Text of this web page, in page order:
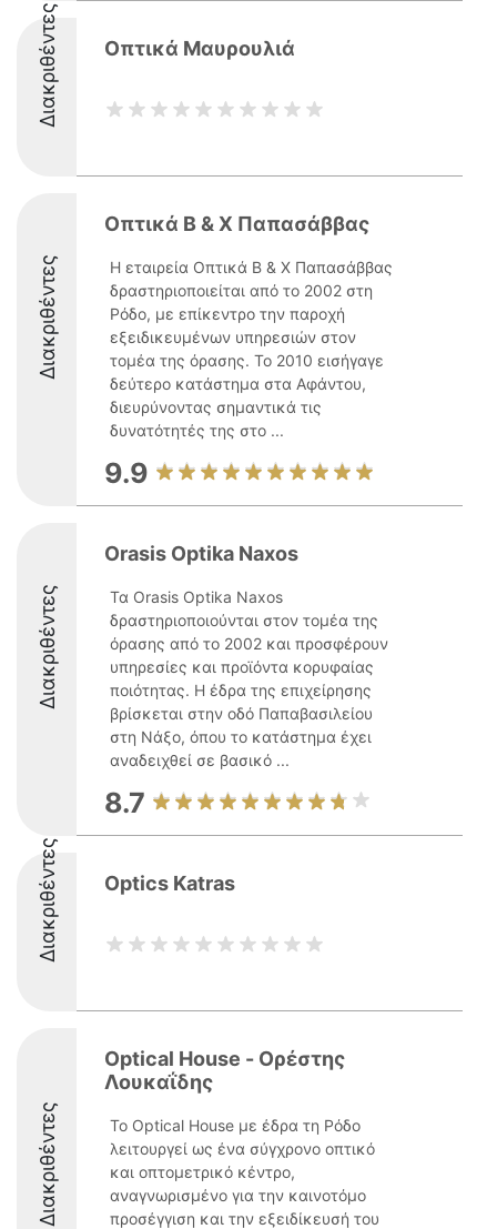
Διακριθέντες Οπτικά Μαυρουλιά
Διακριθέντες
Οπτικά Β & Χ Παπασάββας
Η εταιρεία Οπτικά Β & Χ Παπασάββας
δραστηριοποιείται από το 2002 στη
Ρόδο, με επίκεντρο την παροχή
εξειδικευμένων υπηρεσιών στον
τομέα της όρασης. Το 2010 εισήγαγε
δεύτερο κατάστημα στα Αφάντου,
διευρύνοντας σημαντικά τις
δυνατότητές της στο ...
9.9
Διακριθέντες
Orasis Optika Naxos
Τα Orasis Optika Naxos
δραστηριοποιούνται στον τομέα της
όρασης από το 2002 και προσφέρουν
υπηρεσίες και προϊόντα κορυφαίας
ποιότητας. Η έδρα της επιχείρησης
βρίσκεται στην οδό Παπαβασιλείου
στη Νάξο, όπου το κατάστημα έχει
αναδειχθεί σε βασικό ...
8.7
Διακριθέντες Optics Katras
Διακριθέντες
Optical House - Ορέστης
Λουκαΐδης
Το Optical House με έδρα τη Ρόδο
λειτουργεί ως ένα σύγχρονο οπτικό
και οπτομετρικό κέντρο,
αναγνωρισμένο για την καινοτόμο
προσέγγιση και την εξειδίκευσή του